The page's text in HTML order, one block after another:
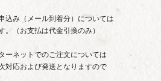
込み（メール到着分）については
。（お支払は代金引換のみ）
ーネットでのご注文については
対応および発送となりますので